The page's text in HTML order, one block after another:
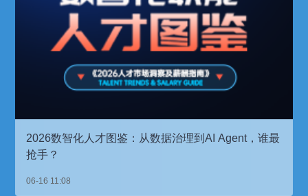
2026数智化人才图鉴：从数据治理到AI Agent，谁最
抢手？
06-16 11:08